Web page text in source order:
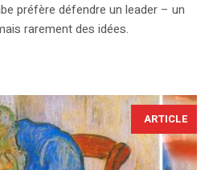
préfère défendre un leader – un
rarement des idées.
ARTICLE